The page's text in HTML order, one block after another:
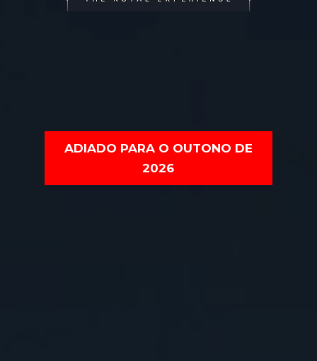
ADIADO PARA O OUTONO DE
2026